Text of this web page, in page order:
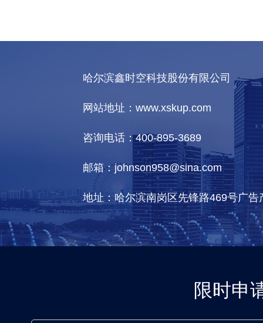
哈尔滨鑫时空科技股份有限公司
网站地址：www.xskup.com
咨询电话：400-895-3689
邮箱：johnson958@sina.com
地址：哈尔滨南岗区先锋路469号广
限时申